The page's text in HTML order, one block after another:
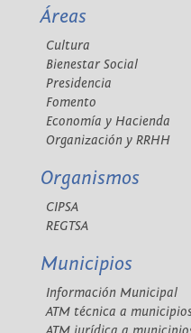
Áreas
Cultura
Bienestar Social
Presidencia
Fomento
Economía y Hacienda
Organización y RRHH
Organismos
CIPSA
REGTSA
Municipios
Información Municipal
ATM técnica a